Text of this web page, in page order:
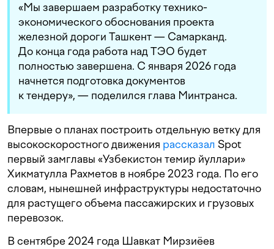
«Мы завершаем разработку технико-
экономического обоснования проекта
железной дороги Ташкент — Самарканд.
До конца года работа над ТЭО будет
полностью завершена. С января 2026 года
начнется подготовка документов
к тендеру», — поделился глава Минтранса.
Впервые о планах построить отдельную ветку для
высокоскоростного движения рассказал Spot
первый замглавы «Узбекистон темир йуллари»
Хикматулла Рахметов в ноябре 2023 года. По его
словам, нынешней инфраструктуры недостаточно
для растущего объема пассажирских и грузовых
перевозок.
В сентябре 2024 года Шавкат Мирзиёев